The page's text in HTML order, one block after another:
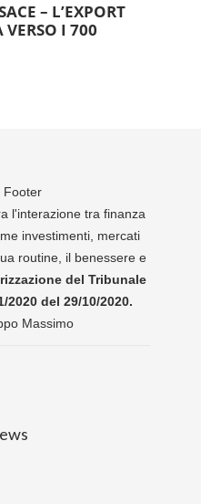
– L’EXPORT
I 700
l'interazione tra finanza
investimenti, mercati
routine, il benessere e
del Tribunale
del 29/10/2020.
Massimo